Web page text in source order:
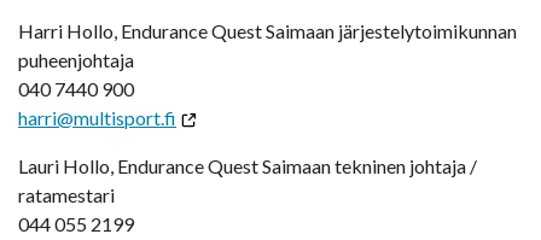
Harri Hollo, Endurance Quest Saimaan järjestelytoimikunnan
puheenjohtaja
040 7440 900
harri@multisport.fi
Lauri Hollo, Endurance Quest Saimaan tekninen johtaja /
ratamestari
044 055 2199